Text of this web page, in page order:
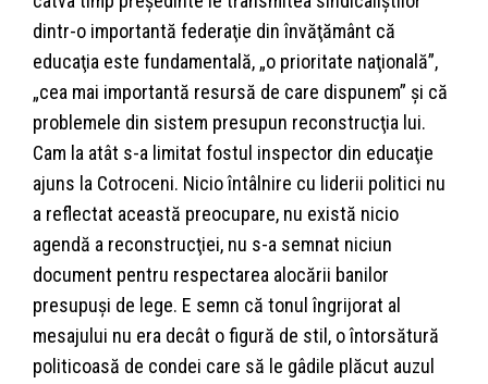
dintr-o importantă federaţie din învăţământ că
educaţia este fundamentală, „o prioritate naţională”,
„cea mai importantă resursă de care dispunem” şi că
problemele din sistem presupun reconstrucţia lui.
Cam la atât s-a limitat fostul inspector din educaţie
ajuns la Cotroceni. Nicio întâlnire cu liderii politici nu
a reflectat această preocupare, nu există nicio
agendă a reconstrucţiei, nu s-a semnat niciun
document pentru respectarea alocării banilor
presupuşi de lege. E semn că tonul îngrijorat al
mesajului nu era decât o figură de stil, o întorsătură
politicoasă de condei care să le gâdile plăcut auzul